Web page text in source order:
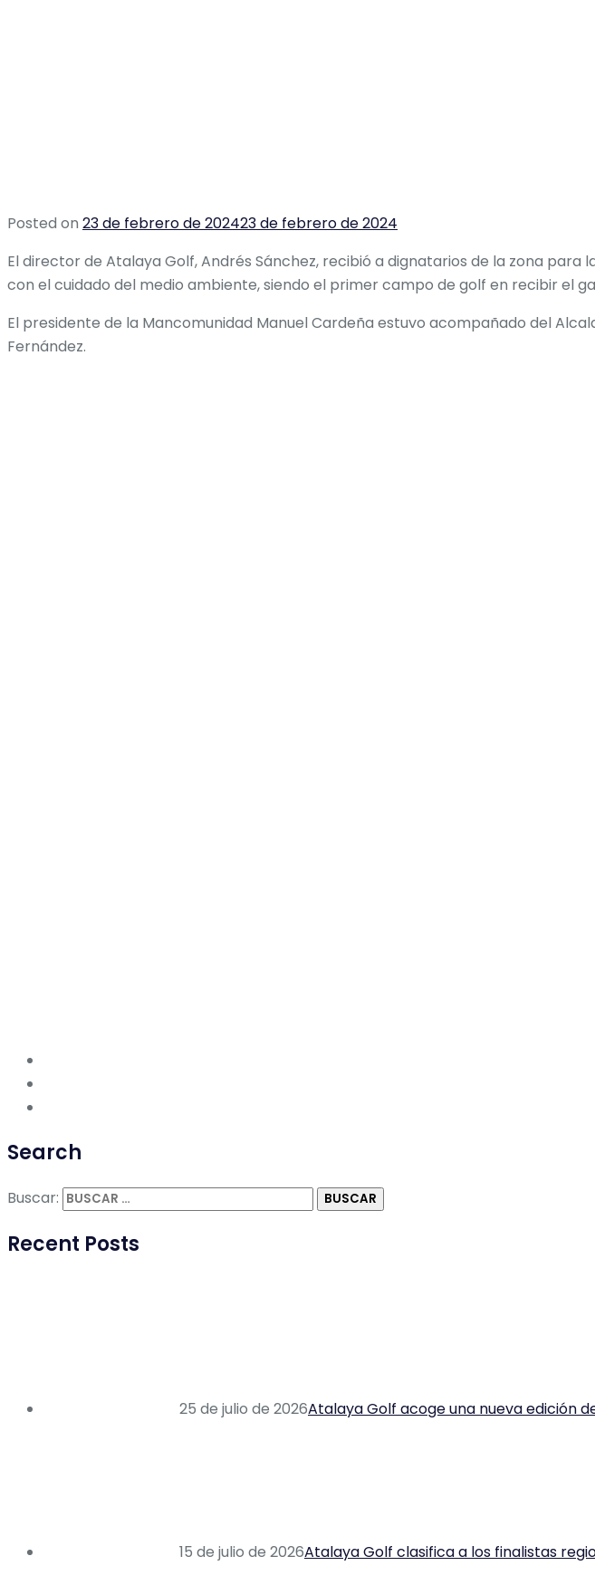
Posted on 23 de febrero de 202423 de febrero de 2024
El director de Atalaya Golf, Andrés Sánchez, recibió a dignatarios de la zona
con el cuidado del medio ambiente, siendo el primer campo de golf en recibir el
El presidente de la Mancomunidad Manuel Cardeña estuvo acompañado del
Fernández.
Search
Buscar:
Recent Posts
25 de julio de 2026Atalaya Golf acoge una nueva edición
15 de julio de 2026Atalaya Golf clasifica a los finalistas